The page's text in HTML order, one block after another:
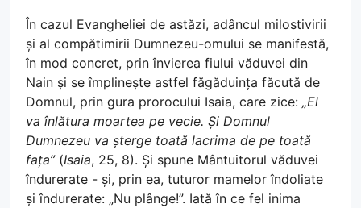
În cazul Evangheliei de astăzi, adâncul milostivirii
și al compătimirii Dumnezeu-omului se manifestă,
în mod concret, prin învierea fiului văduvei din
Nain și se împlinește astfel făgăduința făcută de
Domnul, prin gura prorocului Isaia, care zice: „El
va înlătura moartea pe vecie. Și Domnul
Dumnezeu va șterge toată lacrima de pe toată
fața”(Isaia, 25, 8). Și spune Mântuitorul văduvei
îndurerate - și, prin ea, tuturor mamelor îndoliate
și îndurerate: „Nu plânge!”. Iată în ce fel inima